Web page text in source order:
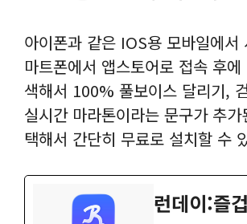
아이폰과 같은 IOS용 모바일에서
마트폰에서 앱스토어로 접속 후
색해서 100% 풀보이스 달리기,
실시간 마라톤이라는 문구가 추가
택해서 간단히 무료로 설치할 수
런데이:즐